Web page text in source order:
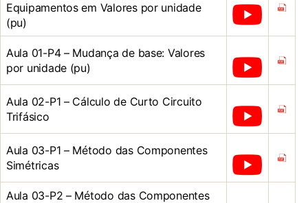
Equipamentos em Valores por unidade
(pu)
Aula 01-P4 – Mudança de base: Valores
por unidade (pu)
Aula 02-P1 – Cálculo de Curto Circuito
Trifásico
Aula 03-P1 – Método das Componentes
Simétricas
Aula 03-P2 – Método das Componentes